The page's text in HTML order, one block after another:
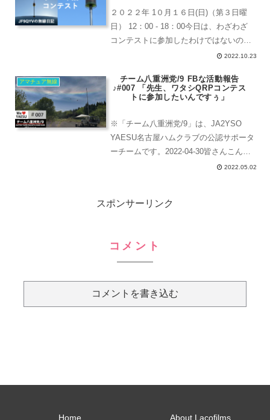
２０２２年 1０月１６日(日)（第３日曜
日） 12：00 - 18：00今日は、わざわざ
コンテストに参加したわけではないのだ
けれど。OTさんからもらったというアン
テナを試しに使ってみました。7MHz用
の自...
2022.10.23
アマチュア無線
チーム八重洲党/9 FBな活動報告
♪#007 「先生、ワタシQRPコンテス
トに参加したいんですぅ」
※「チーム八重洲党/9」は、JA2YSO
YAESU名古屋ハムクラブの公認サポータ
ーチームです。2022-04-30皆さんこんに
ちは。こちらはJF9QYVです。GWが始
で...
2022.05.02
スポンサーリンク
コメント
コメントを書き込む
Home About Lacofilms